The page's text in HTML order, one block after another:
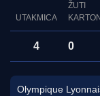
UTAKMICA
ŽUTI
KARTONI
4 0
Olympique